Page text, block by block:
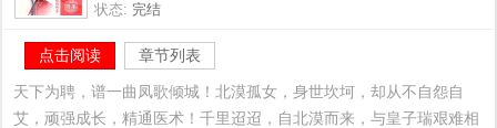
状态: 完结
点击阅读 章节列表
天下为聘，谱一曲凤歌倾城！北漠孤女，身世坎坷，却从不自怨自
艾，顽强成长，精通医术！千里迢迢，自北漠而来，与皇子瑞艰难相